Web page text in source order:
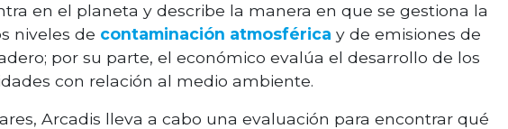
en el planeta y describe la manera en que se gestiona la
niveles de contaminación atmosférica y de emisiones de
por su parte, el económico evalúa el desarrollo de los
con relación al medio ambiente.
Arcadis lleva a cabo una evaluación para encontrar qué